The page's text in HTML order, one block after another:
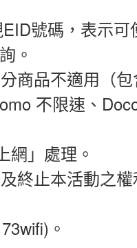
EID號碼，表示可
。
商品不適用（
不限速、
網」處理。
終止本活動之
。